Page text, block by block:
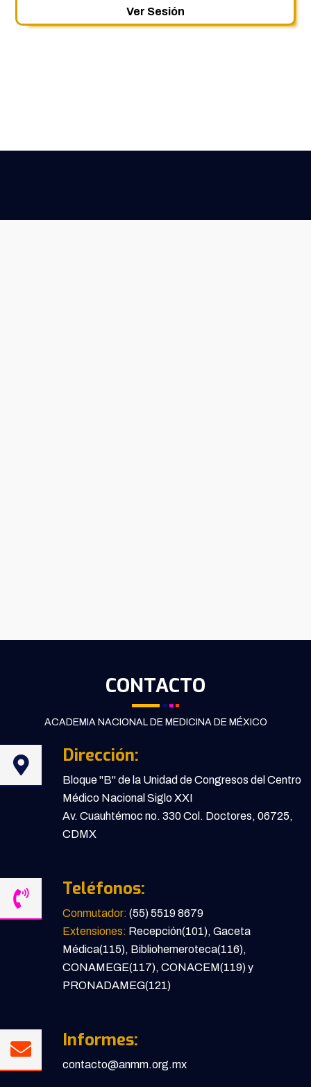
Ver Sesión
CONTACTO
ACADEMIA NACIONAL DE MEDICINA DE MÉXICO
Dirección:
Bloque "B" de la Unidad de Congresos del Centro
Médico Nacional Siglo XXI
Av. Cuauhtémoc no. 330 Col. Doctores, 06725,
CDMX
Teléfonos:
Conmutador: (55) 5519 8679
Extensiones: Recepción(101), Gaceta
Médica(115), Bibliohemeroteca(116),
CONAMEGE(117), CONACEM(119) y
PRONADAMEG(121)
Informes:
contacto@anmm.org.mx